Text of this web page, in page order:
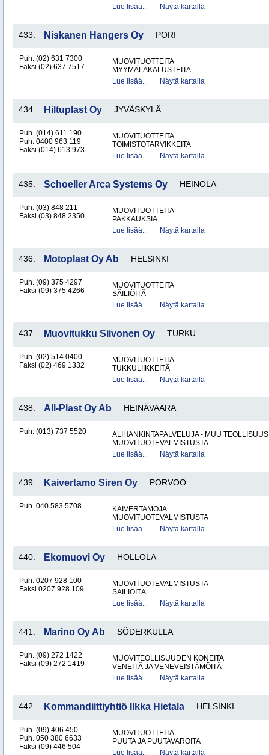
Lue lisää..
Näytä kartalla
433. Niskanen Hangers Oy PORI
Puh. (02) 631 7300
Faksi (02) 637 7517
MUOVITUOTTEITA
MYYMÄLÄKALUSTEITA
Lue lisää..
Näytä kartalla
434. Hiltuplast Oy JYVÄSKYLÄ
Puh. (014) 611 190
Puh. 0400 963 119
Faksi (014) 613 973
MUOVITUOTTEITA
TOIMISTOTARVIKKEITA
Lue lisää..
Näytä kartalla
435. Schoeller Arca Systems Oy HEINOLA
Puh. (03) 848 211
Faksi (03) 848 2350
MUOVITUOTTEITA
PAKKAUKSIA
Lue lisää..
Näytä kartalla
436. Motoplast Oy Ab HELSINKI
Puh. (09) 375 4297
Faksi (09) 375 4266
MUOVITUOTTEITA
SÄILIÖITÄ
Lue lisää..
Näytä kartalla
437. Muovitukku Siivonen Oy TURKU
Puh. (02) 514 0400
Faksi (02) 469 1332
MUOVITUOTTEITA
TUKKULIIKKEITÄ
Lue lisää..
Näytä kartalla
438. All-Plast Oy Ab HEINÄVAARA
Puh. (013) 737 5520
ALIHANKINTAPALVELUJA - MUU TEOLLISUUS
MUOVITUOTEVALMISTUSTA
Lue lisää..
Näytä kartalla
439. Kaivertamo Siren Oy PORVOO
Puh. 040 583 5708
KAIVERTAMOJA
MUOVITUOTEVALMISTUSTA
Lue lisää..
Näytä kartalla
440. Ekomuovi Oy HOLLOLA
Puh. 0207 928 100
Faksi 0207 928 109
MUOVITUOTEVALMISTUSTA
SÄILIÖITÄ
Lue lisää..
Näytä kartalla
441. Marino Oy Ab SÖDERKULLA
Puh. (09) 272 1422
Faksi (09) 272 1419
MUOVITEOLLISUUDEN KONEITA
VENEITÄ JA VENEVEISTÄMÖITÄ
Lue lisää..
Näytä kartalla
442. Kommandiittiyhtiö Ilkka Hietala HELSINKI
Puh. (09) 406 450
Puh. 050 380 6633
Faksi (09) 446 504
MUOVITUOTTEITA
PUUTA JA PUUTAVAROITA
Lue lisää..
Näytä kartalla